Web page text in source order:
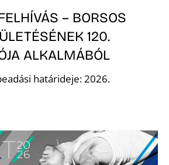
– BORSOS
120.
ALKALMÁBÓL
határideje: 2026.